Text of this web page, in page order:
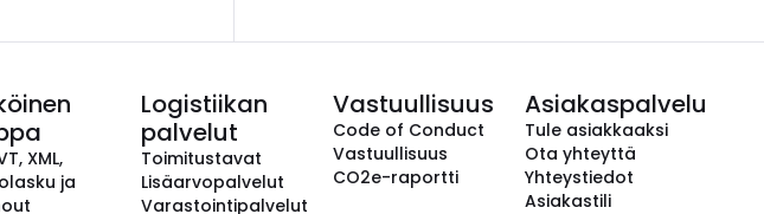
XML,
ja
Logistiikan
palvelut
Toimitustavat
Lisäarvopalvelut
Varastointipalvelut
Vastuullisuus
Code of Conduct
Vastuullisuus
CO2e-raportti
Asiakaspalvelu
Tule asiakkaaksi
Ota yhteyttä
Yhteystiedot
Asiakastili